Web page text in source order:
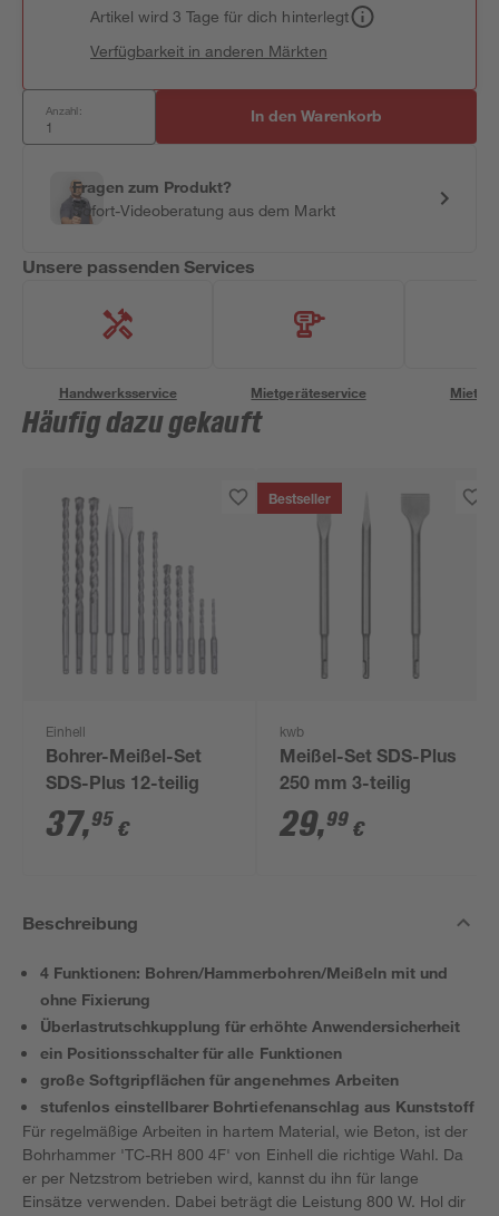
Artikel wird 3 Tage für dich hinterlegt
Verfügbarkeit in anderen Märkten
Anzahl: In den Warenkorb
Fragen zum Produkt?
Sofort-Videoberatung aus dem Markt
Unsere passenden Services
Handwerksservice Mietgeräteservice
Häufig dazu gekauft
Einhell
Bohrer-Meißel-Set
SDS-Plus 12-teilig
37,95 €
Bestseller
kwb
Meißel-Set SDS-Plus
250 mm 3-teilig
29,99 €
Beschreibung
4 Funktionen: Bohren/Hammerbohren/Meißeln mit und
ohne Fixierung
Überlastrutschkupplung für erhöhte Anwendersicherheit
ein Positionsschalter für alle Funktionen
große Softgripflächen für angenehmes Arbeiten
stufenlos einstellbarer Bohrtiefenanschlag aus Kunststoff
Für regelmäßige Arbeiten in hartem Material, wie Beton, ist der
Bohrhammer 'TC-RH 800 4F' von Einhell die richtige Wahl. Da
er per Netzstrom betrieben wird, kannst du ihn für lange
Einsätze verwenden. Dabei beträgt die Leistung 800 W. Hol dir